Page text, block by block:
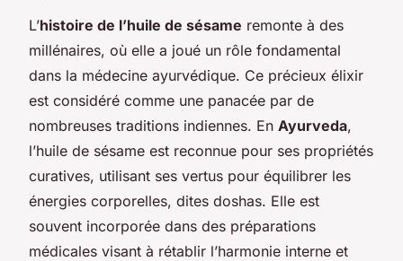
L’histoire de l’huile de sésame remonte à des
millénaires, où elle a joué un rôle fondamental
dans la médecine ayurvédique. Ce précieux élixir
est considéré comme une panacée par de
nombreuses traditions indiennes. En Ayurveda,
l’huile de sésame est reconnue pour ses propriétés
curatives, utilisant ses vertus pour équilibrer les
énergies corporelles, dites doshas. Elle est
souvent incorporée dans des préparations
médicales visant à rétablir l’harmonie interne et